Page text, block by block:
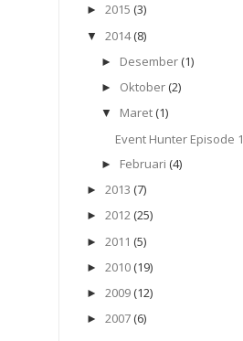
► 2015 (3)
▼ 2014 (8)
► Desember (1)
► Oktober (2)
▼ Maret (1)
Event Hunter Episode 1
► Februari (4)
► 2013 (7)
► 2012 (25)
► 2011 (5)
► 2010 (19)
► 2009 (12)
► 2007 (6)